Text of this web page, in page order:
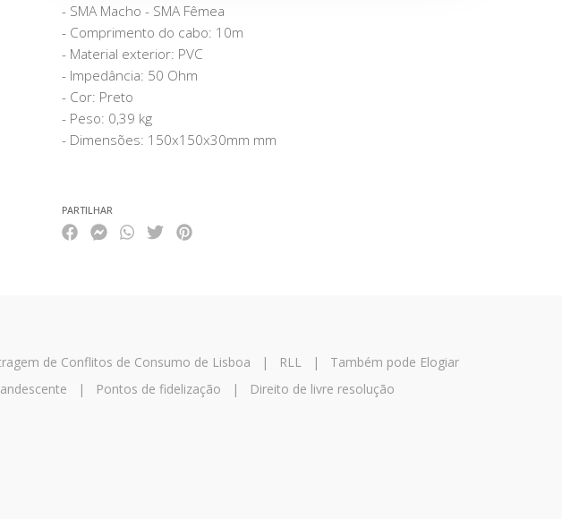
- SMA Macho - SMA Fêmea
- Comprimento do cabo: 10m
- Material exterior: PVC
- Impedância: 50 Ohm
- Cor: Preto
- Peso: 0,39 kg
- Dimensões: 150x150x30mm mm
PARTILHAR
de Conflitos de Consumo de Lisboa | RLL | Também pode Elogiar
| Pontos de fidelização | Direito de livre resolução